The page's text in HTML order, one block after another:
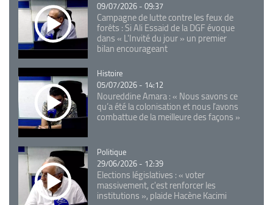
09/07/2026 - 09:37
Campagne de lutte contre les feux de
forêts : Si Ali Essaid de la DGF évoque
dans « L'Invité du jour » un premier
bilan encourageant
Catégorie
Histoire
05/07/2026 - 14:12
Noureddine Amara : « Nous savons ce
qu’a été la colonisation et nous l’avons
combattue de la meilleure des façons »
Catégorie
Politique
29/06/2026 - 12:39
Elections législatives : « voter
massivement, c'est renforcer les
institutions », plaide Hacène Kacimi